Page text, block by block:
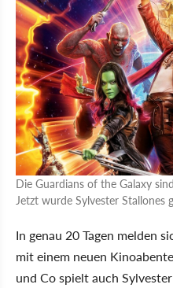
Die Guardians of the Galaxy
Jetzt wurde Sylvester Stallones
In genau 20 Tagen melden
mit einem neuen
und Co spielt auch